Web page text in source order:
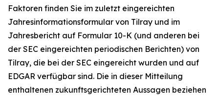
Faktoren finden Sie im zuletzt eingereichten
Jahresinformationsformular von Tilray und im
Jahresbericht auf Formular 10-K (und anderen bei
der SEC eingereichten periodischen Berichten) von
Tilray, die bei der SEC eingereicht wurden und auf
EDGAR verfügbar sind. Die in dieser Mitteilung
enthaltenen zukunftsgerichteten Aussagen beziehen